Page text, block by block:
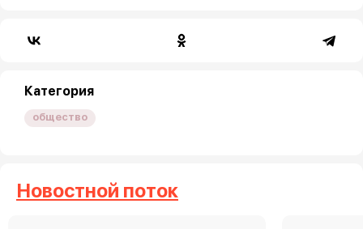
Категория
общество
Новостной поток